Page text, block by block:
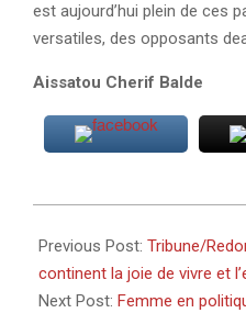
est aujourd’hui plein de ces
versatiles, des opposants
Aissatou Cherif Balde
06-
08
Previous Post: Tribune/
continent la joie de vivre et
Next Post: Femme en